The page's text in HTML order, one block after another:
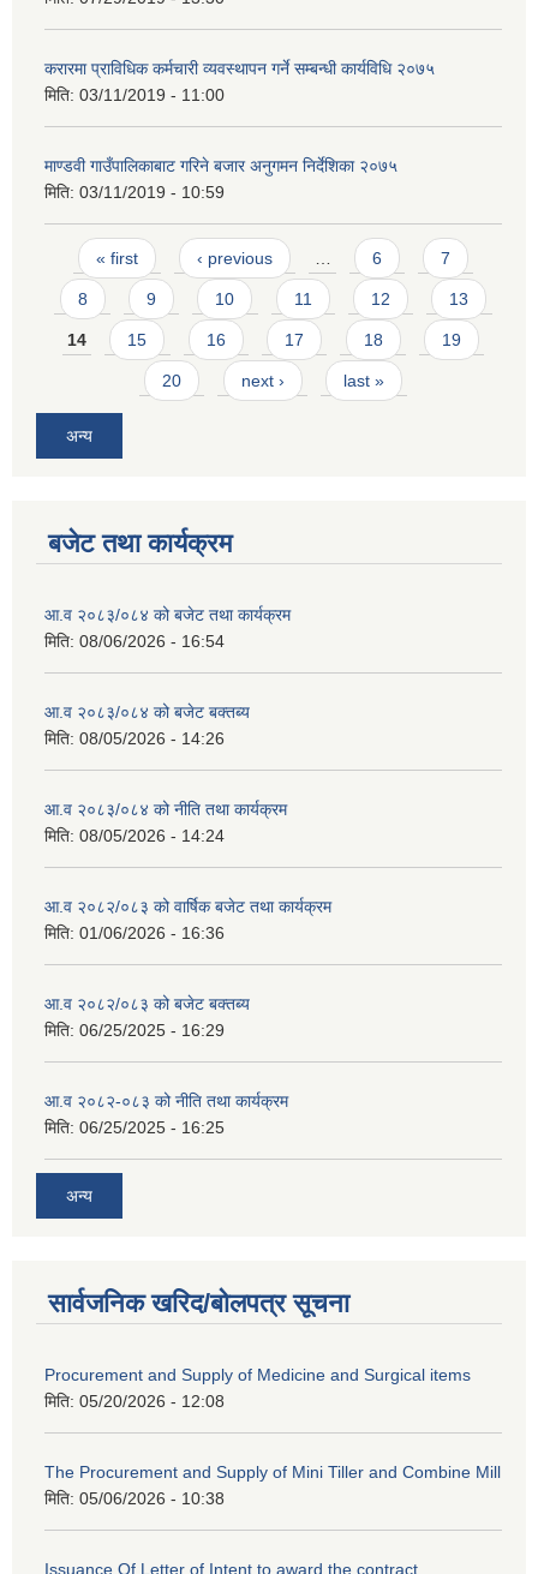
करारमा प्राविधिक कर्मचारी व्यवस्थापन गर्ने सम्बन्धी कार्यविधि २०७५
मिति: 03/11/2019 - 11:00
माण्डवी गाउँपालिकाबाट गरिने बजार अनुगमन निर्देशिका २०७५
मिति: 03/11/2019 - 10:59
Pages
« first ‹ previous 6 7
8 9 10 11 12 13
14 15 16 17 18 19
20 next › last »
अन्य
बजेट तथा कार्यक्रम
आ.व २०८३/०८४ को बजेट तथा कार्यक्रम
मिति: 08/06/2026 - 16:54
आ.व २०८३/०८४ को बजेट बक्तब्य
मिति: 08/05/2026 - 14:26
आ.व २०८३/०८४ को नीति तथा कार्यक्रम
मिति: 08/05/2026 - 14:24
आ.व २०८२/०८३ को वार्षिक बजेट तथा कार्यक्रम
मिति: 01/06/2026 - 16:36
आ.व २०८२/०८३ को बजेट बक्तब्य
मिति: 06/25/2025 - 16:29
आ.व २०८२-०८३ को नीति तथा कार्यक्रम
मिति: 06/25/2025 - 16:25
अन्य
सार्वजनिक खरिद/बोलपत्र सूचना
Procurement and Supply of Medicine and Surgical items
मिति: 05/20/2026 - 12:08
The Procurement and Supply of Mini Tiller and Combine Mill
मिति: 05/06/2026 - 10:38
Issuance Of Letter of Intent to award the contract